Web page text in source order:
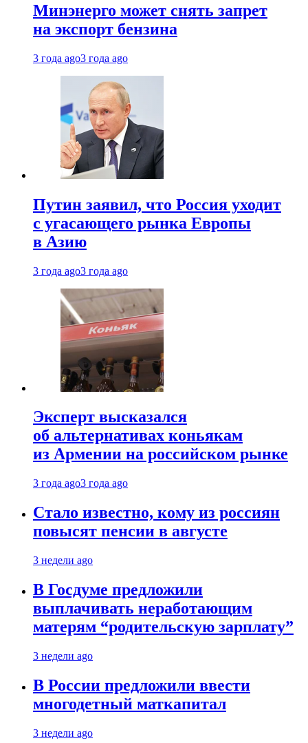
Минэнерго может снять запрет
на экспорт бензина
3 года ago3 года ago
Путин заявил, что Россия уходит
с угасающего рынка Европы
в Азию
3 года ago3 года ago
Эксперт высказался
об альтернативах коньякам
из Армении на российском рынке
3 года ago3 года ago
Стало известно, кому из россиян
повысят пенсии в августе
3 недели ago
В Госдуме предложили
выплачивать неработающим
матерям “родительскую зарплату”
3 недели ago
В России предложили ввести
многодетный маткапитал
3 недели ago